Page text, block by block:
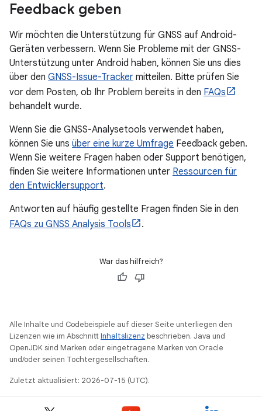
Feedback geben
Wir möchten die Unterstützung für GNSS auf Android-
Geräten verbessern. Wenn Sie Probleme mit der GNSS-
Unterstützung unter Android haben, können Sie uns dies
über den GNSS-Issue-Tracker mitteilen. Bitte prüfen Sie
vor dem Posten, ob Ihr Problem bereits in den FAQs
behandelt wurde.
Wenn Sie die GNSS-Analysetools verwendet haben,
können Sie uns über eine kurze Umfrage Feedback geben.
Wenn Sie weitere Fragen haben oder Support benötigen,
finden Sie weitere Informationen unter Ressourcen für
den Entwicklersupport.
Antworten auf häufig gestellte Fragen finden Sie in den
FAQs zu GNSS Analysis Tools
.
War das hilfreich?
Alle Inhalte und Codebeispiele auf dieser Seite unterliegen den
Lizenzen wie im AbschnittInhaltslizenz beschrieben. Java und
OpenJDK sind Marken oder eingetragene Marken von Oracle
und/oder seinen Tochtergesellschaften.
Zuletzt aktualisiert: 2026-07-15 (UTC).